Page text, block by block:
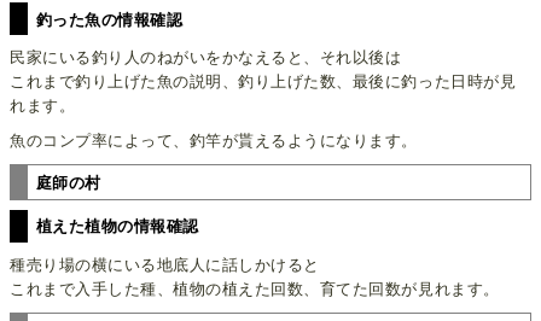
釣った魚の情報確認
民家にいる釣り人のねがいをかなえると、それ以後は
これまで釣り上げた魚の説明、釣り上げた数、最後に釣った日時が見
れます。
魚のコンプ率によって、釣竿が貰えるようになります。
庭師の村
植えた植物の情報確認
種売り場の横にいる地底人に話しかけると
これまで入手した種、植物の植えた回数、育てた回数が見れます。